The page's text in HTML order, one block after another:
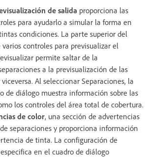
de salida proporciona las
para ayudarlo a simular la forma en
condiciones. La parte superior del
controles para previsualizar el
permite saltar de la
a la previsualización de las
Al seleccionar Separaciones, la
de diálogo muestra información sobre las
los controles del área total de cobertura.
de color, una sección de advertencias
separaciones y proporciona información
de tinta. La configuración de
en el cuadro de diálogo